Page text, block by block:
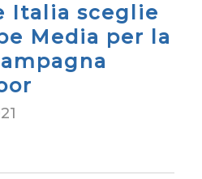
Italia sceglie
Media per la